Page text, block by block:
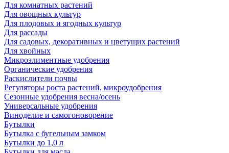
Для комнатных растений
Для овощных культур
Для плодовых и ягодных культур
Для рассады
Для садовых, декоративных и цветущих растений
Для хвойных
Микроэлиментные удобрения
Органические удобрения
Раскислители почвы
Регуляторы роста растений, микроудобрения
Сезонные удобрения весна/осень
Универсальные удобрения
Виноделие и самогоноворение
Бутылки
Бутылка с бугельным замком
Бутылки до 1,0 л